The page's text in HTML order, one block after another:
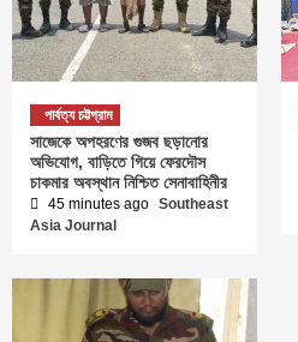
পার্বত্য চট্টগ্রাম
সাজেকে অপহরণের গুজব ছড়ানোর
অভিযোগ, বাড়িতে গিয়ে ফেরদৌস
চাকমার অবস্থান নিশ্চিত সেনাবাহিনীর
45 minutes ago Southeast
Asia Journal